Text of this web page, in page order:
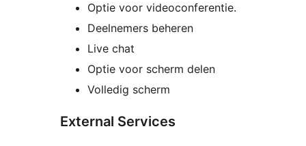
Optie voor videoconferentie.
Deelnemers beheren
Live chat
Optie voor scherm delen
Volledig scherm
External Services